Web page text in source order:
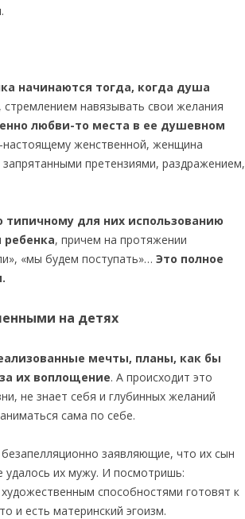
.
начинаются тогда, когда душа
стремлением навязывать свои желания
любви-то места в ее душевном
настоящему женственной, женщина
претензиями, раздражением,
для них использованию
, причем на протяжении
«мы будем поступать»… Это полное
на детях
мечты, планы, как бы
их воплощение. А происходит это
не знает себя и глубинных желаний
сама по себе.
заявляющие, что их сын
удалось их мужу. И посмотришь:
способностями готовят к
и есть материнский эгоизм.